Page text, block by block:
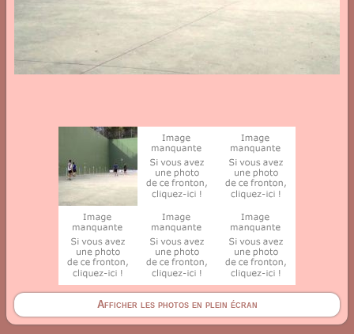
Afficher les photos en plein écran